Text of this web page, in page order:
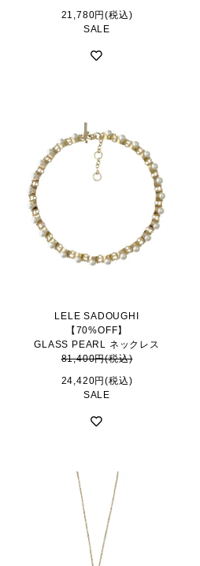
21,780円(税込)
SALE
LELE SADOUGHI
【70%OFF】
GLASS PEARL ネックレス
81,400円(税込)
24,420円(税込)
SALE